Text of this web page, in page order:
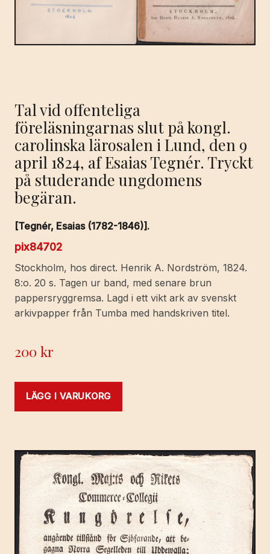
Tal vid offenteliga
föreläsningarnas slut på kongl.
carolinska lärosalen i Lund, den 9
april 1824, af Esaias Tegnér. Tryckt
på studerande ungdomens
begäran.
[Tegnér, Esaias (1782-1846)].
pix84702
Stockholm, hos direct. Henrik A. Nordström, 1824.
8:o. 20 s. Tagen ur band, med senare brun
pappersryggremsa. Lagd i ett vikt ark av svenskt
arkivpapper från Tumba med handskriven titel.
200kr
LÄGG I VARUKORG